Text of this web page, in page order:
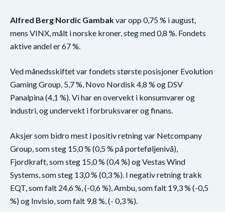
Alfred Berg Nordic Gambakvar opp 0,75 % i august,
mens VINX, målt i norske kroner, steg med 0,8 %. Fondets
aktive andel er 67 %.
Ved månedsskiftet var fondets største posisjoner Evolution
Gaming Group, 5,7 %, Novo Nordisk 4,8 % og DSV
Panalpina (4,1 %). Vi har en overvekt i konsumvarer og
industri, og undervekt i forbruksvarer og finans.
Aksjer som bidro mest i positiv retning var Netcompany
Group, som steg 15,0 % (0,5 % på porteføljenivå),
Fjordkraft, som steg 15,0 % (0,4 %) og Vestas Wind
Systems, som steg 13,0 % (0,3 %). I negativ retning trakk
EQT, som falt 24,6 %, (-0,6 %), Ambu, som falt 19,3 % (-0,5
%) og Invisio, som falt 9,8 %, (- 0,3 %).